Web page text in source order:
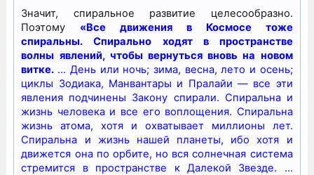
Значит, спиральное развитие целесообразно.
Поэтому «Все движения в Космосе тоже
спиральны. Спирально ходят в пространстве
волны явлений, чтобы вернуться вновь на новом
витке. … День или ночь; зима, весна, лето и осень;
циклы Зодиака, Манвантары и Пралайи — все эти
явления подчинены Закону спирали. Спиральна и
жизнь человека и все его воплощения. Спиральна
жизнь атома, хотя и охватывает миллионы лет.
Спиральна и жизнь нашей планеты, ибо хотя и
движется она по орбите, но вся солнечная система
стремится в пространстве к Далекой Звезде. …